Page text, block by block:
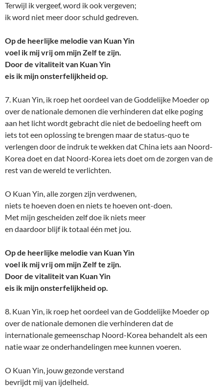
Terwijl ik vergeef, word ik ook vergeven;
ik word niet meer door schuld gedreven.
Op de heerlijke melodie van Kuan Yin
voel ik mij vrij om mijn Zelf te zijn.
Door de vitaliteit van Kuan Yin
eis ik mijn onsterfelijkheid op.
7. Kuan Yin, ik roep het oordeel van de Goddelijke Moeder op
over de nationale demonen die verhinderen dat elke poging
aan het licht wordt gebracht die niet de bedoeling heeft om
iets tot een oplossing te brengen maar de status-quo te
verlengen door de indruk te wekken dat China iets aan Noord-
Korea doet en dat Noord-Korea iets doet om de zorgen van de
rest van de wereld te verlichten.
O Kuan Yin, alle zorgen zijn verdwenen,
niets te hoeven doen en niets te hoeven ont-doen.
Met mijn gescheiden zelf doe ik niets meer
en daardoor blijf ik totaal één met jou.
Op de heerlijke melodie van Kuan Yin
voel ik mij vrij om mijn Zelf te zijn.
Door de vitaliteit van Kuan Yin
eis ik mijn onsterfelijkheid op.
8. Kuan Yin, ik roep het oordeel van de Goddelijke Moeder op
over de nationale demonen die verhinderen dat de
internationale gemeenschap Noord-Korea behandelt als een
natie waar ze onderhandelingen mee kunnen voeren.
O Kuan Yin, jouw gezonde verstand
bevrijdt mij van ijdelheid.